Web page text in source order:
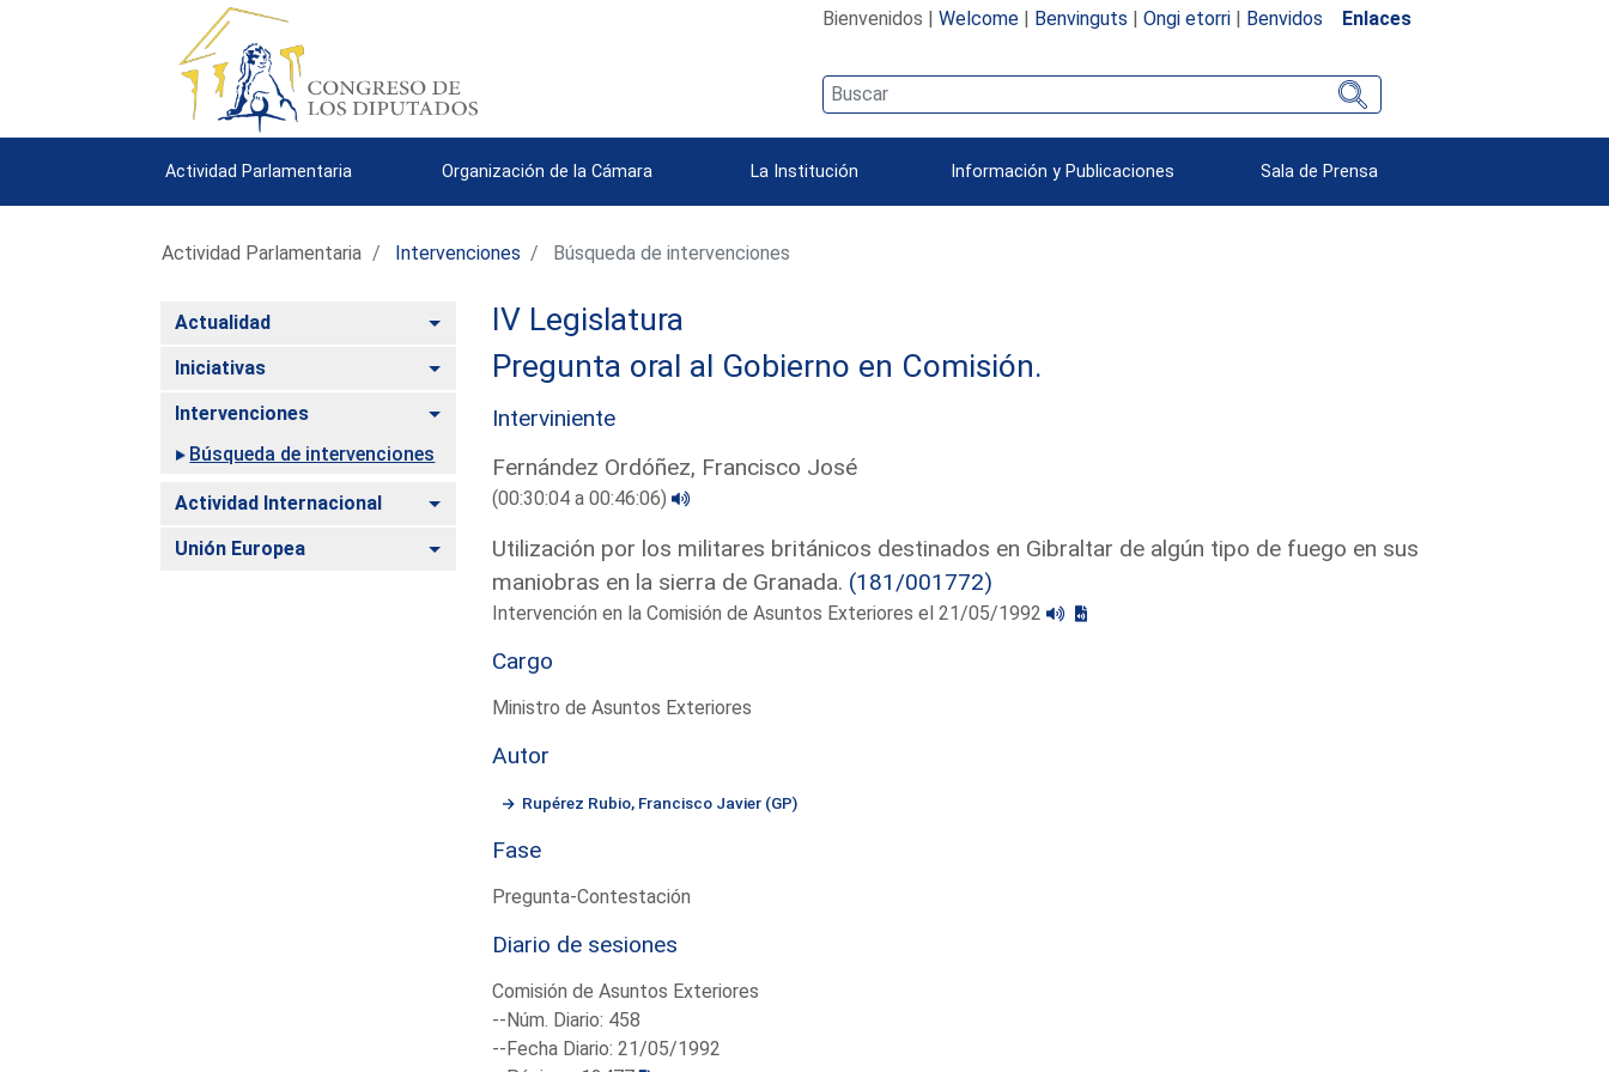
Bienvenidos | Welcome| Benvinguts | Ongi etorri| Benvidos Enlaces
Actividad Parlamentaria Organización de la Cámara La Institución Información y Publicaciones Sala de Prensa
Actividad Parlamentaria Intervenciones Búsqueda de intervenciones
Actualidad Alternar
Iniciativas Alternar
Intervenciones
Alternar
Búsqueda de intervenciones
Actividad Internacional Alternar
Unión Europea Alternar
IV Legislatura
Pregunta oral al Gobierno en Comisión.
Interviniente
Fernández Ordóñez, Francisco José
(00:30:04 a 00:46:06)
Utilización por los militares británicos destinados en Gibraltar de algún tipo de fuego en sus
maniobras en la sierra de Granada. (181/001772)
Intervención en la Comisión de Asuntos Exteriores el 21/05/1992
Cargo
Ministro de Asuntos Exteriores
Autor
Rupérez Rubio, Francisco Javier (GP)
Fase
Pregunta-Contestación
Diario de sesiones
Comisión de Asuntos Exteriores
--Núm. Diario: 458
--Fecha Diario: 21/05/1992